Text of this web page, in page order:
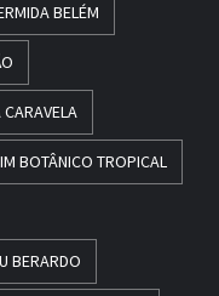
BELÉM
BOTÂNICO TROPICAL
BERARDO